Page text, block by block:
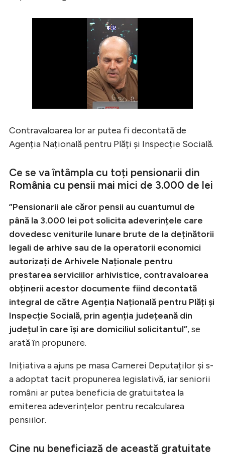
Contravaloarea lor ar putea fi decontată de
Agenția Națională pentru Plăți şi Inspecție Socială.
Ce se va întâmpla cu toți pensionarii din
România cu pensii mai mici de 3.000 de lei
”Pensionarii ale căror pensii au cuantumul de
până la 3.000 lei pot solicita adeverințele care
dovedesc veniturile lunare brute de la deținătorii
legali de arhive sau de la operatorii economici
autorizați de Arhivele Naționale pentru
prestarea serviciilor arhivistice, contravaloarea
obținerii acestor documente fiind decontată
integral de către Agenția Națională pentru Plăți şi
Inspecție Socială, prin agenția județeană din
județul în care îşi are domiciliul solicitantul”, se
arată în propunere.
Inițiativa a ajuns pe masa Camerei Deputaților și s-
a adoptat tacit propunerea legislativă, iar seniorii
români ar putea beneficia de gratuitatea la
emiterea adeverințelor pentru recalcularea
pensiilor.
Cine nu beneficiază de această gratuitate